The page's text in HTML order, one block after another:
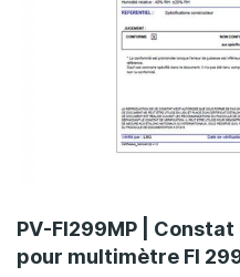
to
the
beginning
PV-FI299MP |
pour multimètre FI